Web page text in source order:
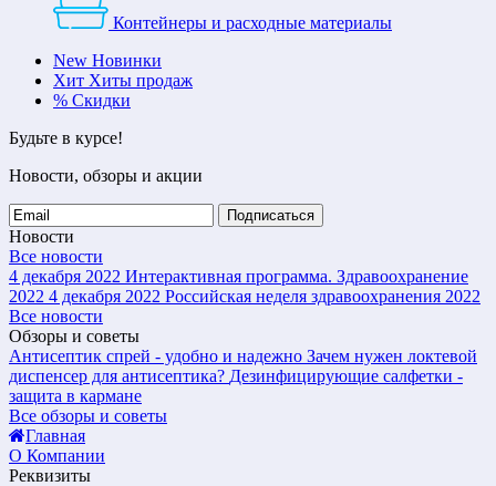
Контейнеры и расходные материалы
New Новинки
Хит Хиты продаж
% Скидки
Будьте в курсе!
Новости, обзоры и акции
Подписаться
Новости
Все новости
4 декабря 2022 Интерактивная программа. Здравоохранение
2022 4 декабря 2022 Российская неделя здравоохранения 2022
Все новости
Обзоры и советы
Антисептик спрей - удобно и надежно Зачем нужен локтевой
диспенсер для антисептика? Дезинфицирующие салфетки -
защита в кармане
Все обзоры и советы
Главная
О Компании
Реквизиты